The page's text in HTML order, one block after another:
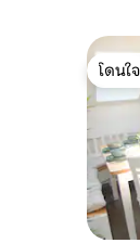
โดนใ
โดนใ